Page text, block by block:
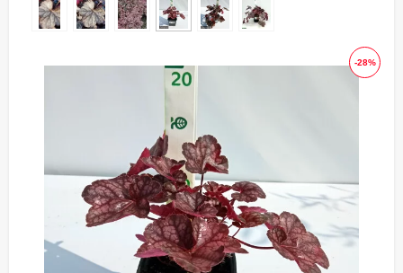
-28%